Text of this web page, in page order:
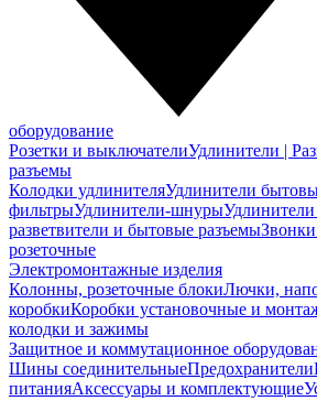
оборудование
Розетки и выключателиУдлинители |
разъемы
Колодки удлинителяУдлинители
фильтрыУдлинители-шнуры
разветвители и бытовые разъемы
розеточные
Электромонтажные изделия
Колонны, розеточные блокиЛючки,
коробкиКоробки установочные и
колодки и зажимы
Защитное и коммутационное
Шины соединительныеПредохранители
питанияАксессуары и комплектующие